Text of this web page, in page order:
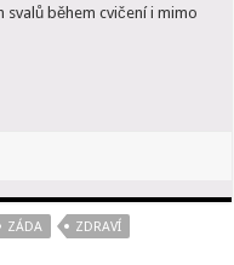
svalů během cvičení i mimo
ZÁDA ZDRAVÍ